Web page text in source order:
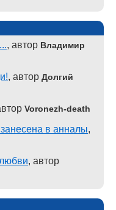
, автор Владимир
, автор Долгий
Voronezh-death
в анналы,
, автор